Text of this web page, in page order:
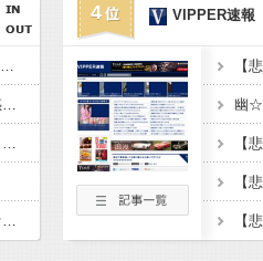
寺田心、週6ジム通いで体重62kg→82kgに 110kgのベンチプレス持ち上げる姿披露
みい山作者、みいちゃんでチー牛なのではという疑惑が生まれるｗｗｗｗｗｗｗ
【画像】こんな感じのクルマで車中泊旅したいよな？？？
流行を無視したとき「正直ダサくね？」ってなるファッション上げてけ
4 VIPPER速報